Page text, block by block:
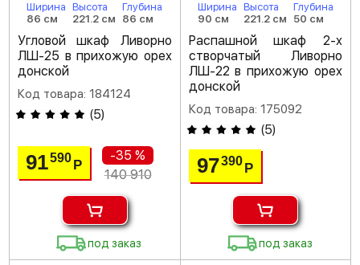
Ширина
86 см
Высота
221.2 см
Глубина
86 см
Угловой шкаф Ливорно
ЛШ-25 в прихожую орех
донской
Код товара: 184124
(5)
91590 Р
-35 %
140 910
под заказ
Ширина
90 см
Высота
221.2 см
Глубина
50 см
Распашной шкаф 2-х
створчатый Ливорно
ЛШ-22 в прихожую орех
донской
Код товара: 175092
(5)
97390 Р
под заказ